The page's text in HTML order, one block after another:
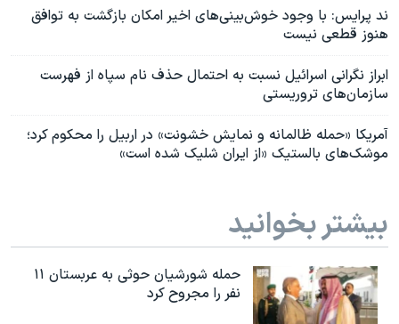
ند پرایس: با وجود خوش‌بینی‌های اخیر امکان بازگشت به توافق
هنوز قطعی نیست
ابراز نگرانی اسرائيل نسبت به احتمال حذف نام سپاه از فهرست
سازمان‌های تروریستی
آمریکا «حمله‌ ظالمانه و نمایش خشونت» در اربیل را محکوم کرد؛
موشک‌های بالستیک «از ایران شلیک شده است»
بیشتر بخوانید
حمله شورشیان حوثی به عربستان ۱۱
نفر را مجروح کرد